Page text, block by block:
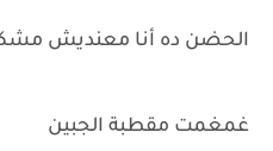
الحضن ده أنا معنديش
غمغمت مقطبة الجبين